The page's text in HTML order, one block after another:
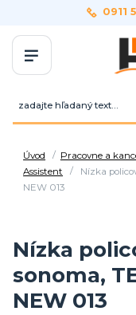
0911
Úvod Pracovne a
Assistent
Nízka
NEW 013
Nízka
sonoma,
NEW 013